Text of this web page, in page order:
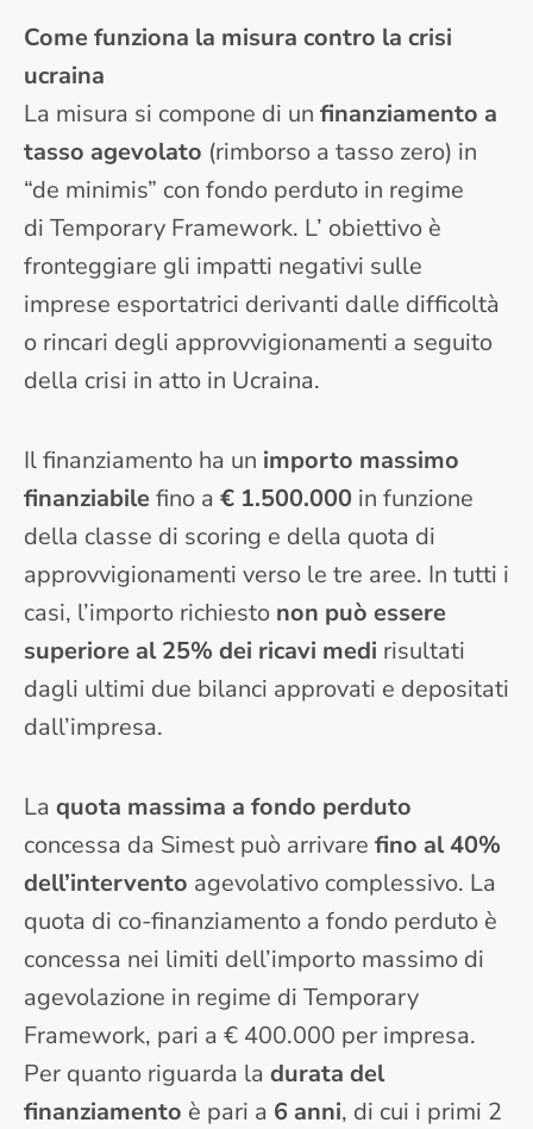
Come funziona la misura contro la crisi
ucraina
La misura si compone di un finanziamento a
tasso agevolato (rimborso a tasso zero) in
“de minimis” con fondo perduto in regime
di Temporary Framework. L’ obiettivo è
fronteggiare gli impatti negativi sulle
imprese esportatrici derivanti dalle difficoltà
o rincari degli approvvigionamenti a seguito
della crisi in atto in Ucraina.
Il finanziamento ha un importo massimo
finanziabile fino a € 1.500.000 in funzione
della classe di scoring e della quota di
approvvigionamenti verso le tre aree. In tutti i
casi, l’importo richiesto non può essere
superiore al 25% dei ricavi medi risultati
dagli ultimi due bilanci approvati e depositati
dall’impresa.
La quota massima a fondo perduto
concessa da Simest può arrivare fino al 40%
dell’intervento agevolativo complessivo. La
quota di co-finanziamento a fondo perduto è
concessa nei limiti dell’importo massimo di
agevolazione in regime di Temporary
Framework, pari a € 400.000 per impresa.
Per quanto riguarda la durata del
finanziamento è pari a 6 anni, di cui i primi 2